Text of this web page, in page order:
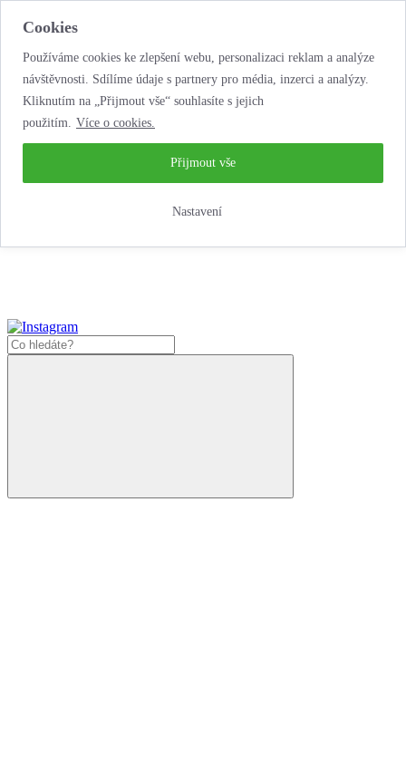
Cookies
Používáme cookies ke zlepšení webu, personalizaci reklam a analýze
návštěvnosti. Sdílíme údaje s partnery pro média, inzerci a analýzy.
Kliknutím na „Přijmout vše“ souhlasíte s jejich
použitím. Více o cookies.
Nastavení
Přijmout vše
...neobyčejná jízda životem!